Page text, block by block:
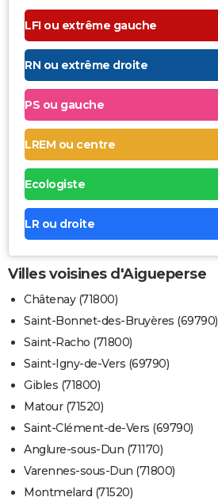
LFI ou extrême gauche
RN ou extrême droite
PS ou gauche
LREM ou centre
Ecologiste
LR ou droite
Villes voisines d'Aigueperse
Châtenay (71800)
Saint-Bonnet-des-Bruyères (69790)
Saint-Racho (71800)
Saint-Igny-de-Vers (69790)
Gibles (71800)
Matour (71520)
Saint-Clément-de-Vers (69790)
Anglure-sous-Dun (71170)
Varennes-sous-Dun (71800)
Montmelard (71520)